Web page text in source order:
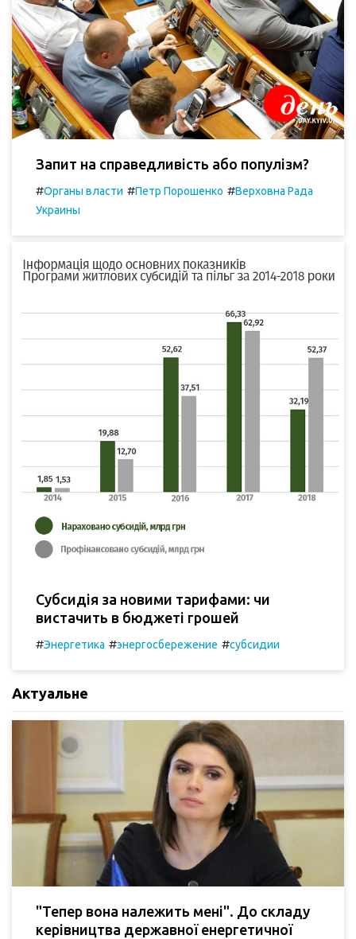
Запит на справедливість або популізм?
#Органы власти #Петр Порошенко #Верховна Рада
Украины
Субсидія за новими тарифами: чи
вистачить в бюджеті грошей
#Энергетика #энергосбережение #субсидии
Актуальне
"Тепер вона належить мені". До складу
керівництва державної енергетичної